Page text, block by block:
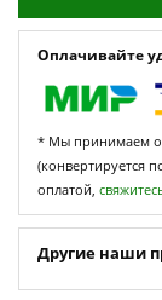
Оплачивайте
* Мы принимаем
(конвертируется
оплатой,
Другие наши